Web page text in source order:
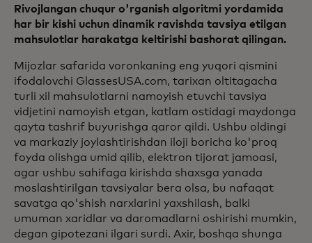
Rivojlangan chuqur o'rganish algoritmi yordamida
har bir kishi uchun dinamik ravishda tavsiya etilgan
mahsulotlar harakatga keltirishi bashorat qilingan.
Mijozlar safarida voronkaning eng yuqori qismini
ifodalovchi GlassesUSA.com, tarixan oltitagacha
turli xil mahsulotlarni namoyish etuvchi tavsiya
vidjetini namoyish etgan, katlam ostidagi maydonga
qayta tashrif buyurishga qaror qildi. Ushbu oldingi
va markaziy joylashtirishdan iloji boricha ko'proq
foyda olishga umid qilib, elektron tijorat jamoasi,
agar ushbu sahifaga kirishda shaxsga yanada
moslashtirilgan tavsiyalar bera olsa, bu nafaqat
savatga qo'shish narxlarini yaxshilash, balki
umuman xaridlar va daromadlarni oshirishi mumkin,
degan gipotezani ilgari surdi. Axir, boshqa shunga